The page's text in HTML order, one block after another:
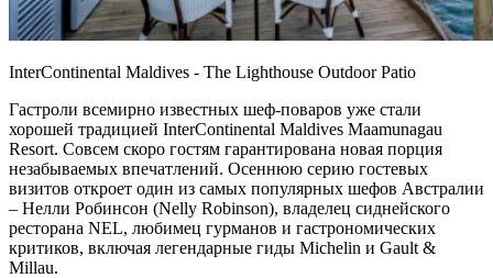
InterContinental Maldives - The Lighthouse Outdoor Patio
Гастроли всемирно известных шеф-поваров уже стали
хорошей традицией InterContinental Maldives Maamunagau
Resort. Совсем скоро гостям гарантирована новая порция
незабываемых впечатлений. Осеннюю серию гостевых
визитов откроет один из самых популярных шефов Австралии
– Нелли Робинсон (Nelly Robinson), владелец сиднейского
ресторана NEL, любимец гурманов и гастрономических
критиков, включая легендарные гиды Michelin и Gault &
Millau.